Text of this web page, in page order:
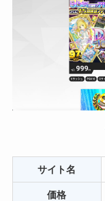
サイト名
価格